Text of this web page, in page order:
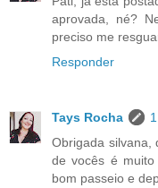
aprovada, né?
preciso me
Responder
Tays Rocha
Obrigada silvana,
de vocês é muito
bom passeio e